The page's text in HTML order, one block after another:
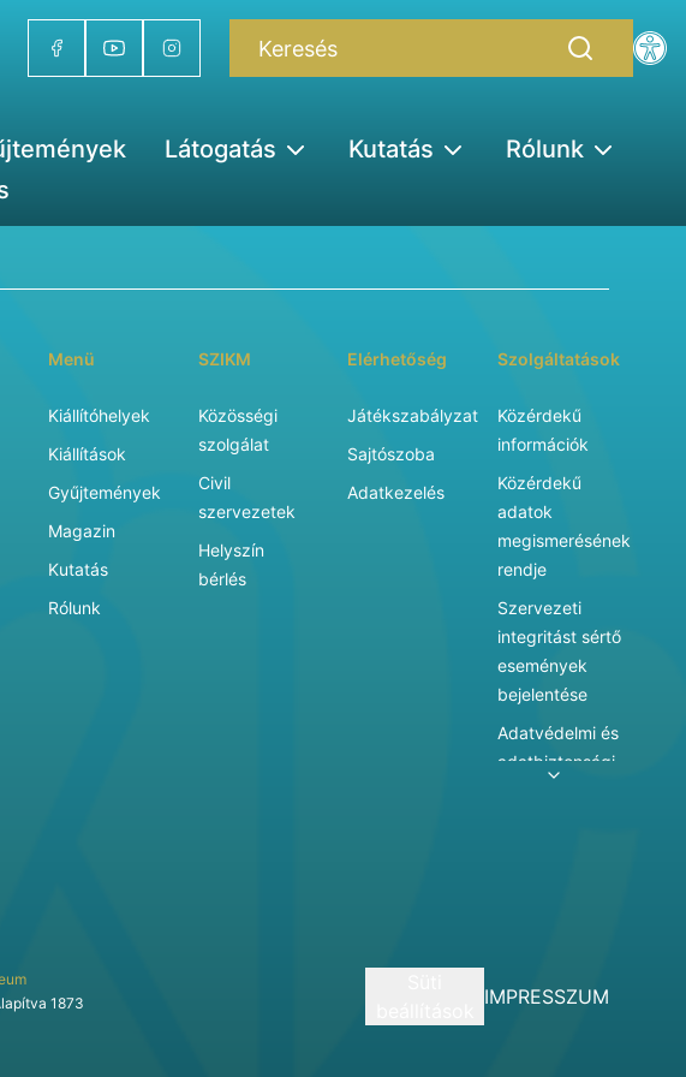
Látogatás Kutatás
Rólunk
Menü
Kiállítóhelyek
Kiállítások
Gyűjtemények
Magazin
Kutatás
Rólunk
SZIKM
Közösségi
szolgálat
Civil
szervezetek
Helyszín
bérlés
Elérhetőség
Játékszabályzat
Sajtószoba
Adatkezelés
Szolgáltatások
Közérdekű
információk
Közérdekű
adatok
megismerésének
rendje
Szervezeti
integritást sértő
események
bejelentése
Adatvédelmi és
adatbiztonsági
szolgáltatásai
1873
IMPRESSZUM